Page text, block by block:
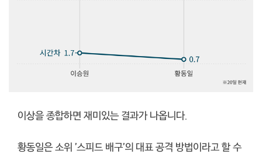
이상을 종합하면 재미있는 결과가 나옵니다.
황동일은 소위 '스피드 배구'의 대표 공격 방법이라고 할 수